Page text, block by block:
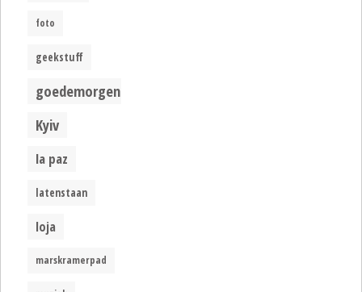
foto
geekstuff
goedemorgen
Kyiv
la paz
latenstaan
loja
marskramerpad